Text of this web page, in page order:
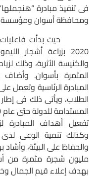
فى تنفيذ مبادرة
ومحافظة أسوان ومؤسسة
2020 بزراعة أشجار
والكنيسة الأثرية، وذلك
المثمرة بأسوان.
المبادرة الرئاسية وتعمل
الطلاب، ويأتى ذلك فى إطار
تفعيل أهداف المبادرة
وكذلك تنمية الوعى
والحفاظ على البيئة،
مليون شجرة مثمرة من
بهدف إعلاء قيم الجمال